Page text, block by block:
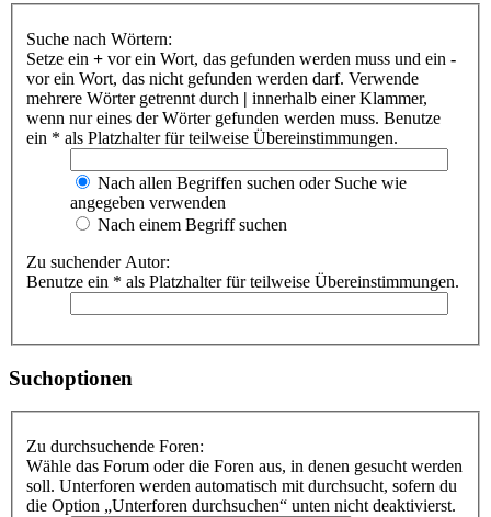
Suche nach Wörtern:
Setze ein + vor ein Wort, das gefunden werden muss und ein -
vor ein Wort, das nicht gefunden werden darf. Verwende
mehrere Wörter getrennt durch | innerhalb einer Klammer,
wenn nur eines der Wörter gefunden werden muss. Benutze
ein * als Platzhalter für teilweise Übereinstimmungen.
Nach allen Begriffen suchen oder Suche wie
angegeben verwenden
Nach einem Begriff suchen
Zu suchender Autor:
Benutze ein * als Platzhalter für teilweise Übereinstimmungen.
Suchoptionen
Zu durchsuchende Foren:
Wähle das Forum oder die Foren aus, in denen gesucht werden
soll. Unterforen werden automatisch mit durchsucht, sofern du
die Option „Unterforen durchsuchen“ unten nicht deaktivierst.